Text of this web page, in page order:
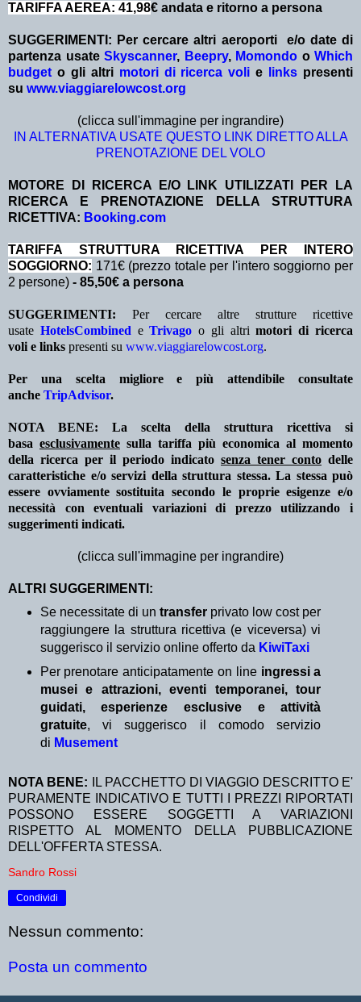
TARIFFA AEREA: 41,98€ andata e ritorno a persona
SUGGERIMENTI: Per cercare altri aeroporti e/o date di
partenza usate Skyscanner, Beepry, Momondo o Which
budget o gli altri motori di ricerca voli e links presenti
su www.viaggiarelowcost.org
(clicca sull'immagine per ingrandire)
IN ALTERNATIVA USATE QUESTO LINK DIRETTO ALLA
PRENOTAZIONE DEL VOLO
MOTORE DI RICERCA E/O LINK UTILIZZATI PER LA
RICERCA E PRENOTAZIONE DELLA STRUTTURA
RICETTIVA: Booking.com
TA RIFFA STRUTTURA RICETTIVA PER INTERO
SOGGIORNO: 171€ (prezzo totale per l'intero soggiorno per
2 persone) - 85,50€ a persona
SUGGERIMENTI: Per cercare altre strutture ricettive
usate HotelsCombined eTrivago o gli altrimotori di ricerca
voli e links presenti su www.viaggiarelowcost.org.
Per una scelta migliore e più attendibile consultate
anche TripAdvisor.
NOTA BENE: La scelta della struttura ricettiva si
basa esclusivamente sulla tariffa più economica al momento
della ricerca per il periodo indicato senza tener conto delle
caratteristiche e/o servizi della struttura stessa. La stessa può
essere ovviamente sostituita secondo le proprie esigenze e/o
necessità con eventuali variazioni di prezzo utilizzando i
suggerimenti indicati.
(clicca sull'immagine per ingrandire)
ALTRI SUGGERIMENTI:
Se necessitate di un transfer privato low cost per
raggiungere la struttura ricettiva (e viceversa) vi
suggerisco il servizio online offerto da KiwiTaxi
Per prenotare anticipatamente on line ingressi a
musei e attrazioni, eventi temporanei, tour
guidati, esperienze esclusive e attività
gratuite, vi suggerisco il comodo servizio
di Musement
NOTA BENE:
IL PACCHETTO DI VIAGGIO DESCRITTO E'
PURAMENTE INDICATIVO E TUTTI I PREZZI RIPORTATI
POSSONO ESSERE SOGGETTI A VARIAZIONI
RISPETTO AL MOMENTO DELLA PUBBLICAZIONE
DELL'OFFERTA STESSA.
Sandro Rossi
Condividi
Nessun commento:
Posta un commento